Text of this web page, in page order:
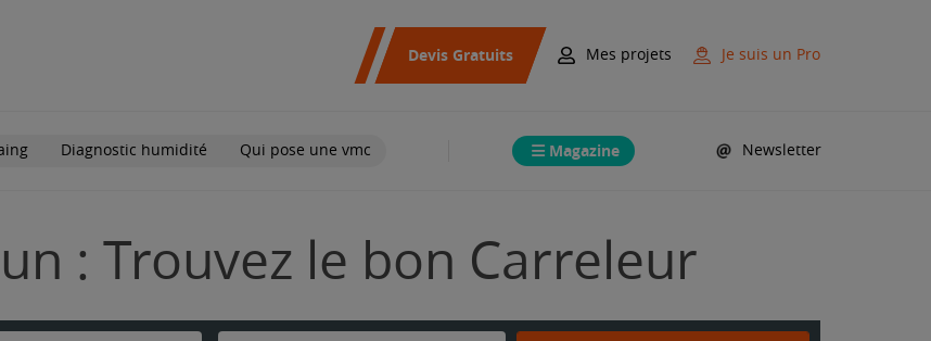
Devis Gratuits Mes projets Je suis un Pro
Diagnostic humidité Qui pose une vmc Magazine Newsletter
: Trouvez le bon Carreleur